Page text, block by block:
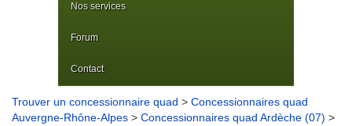
Nos services
Forum
Contact
Trouver un concessionnaire quad > Concessionnaires quad
Auvergne-Rhône-Alpes > Concessionnaires quad Ardèche (07) >